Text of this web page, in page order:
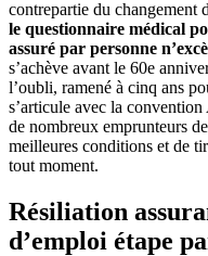
contrepartie du changement
le questionnaire médical
assuré par personne
s’achève avant le 60e
l’oubli, ramené à cinq ans
s’articule avec la
de nombreux emprunteurs
meilleures conditions et de
tout moment.
Résiliation
d’emploi étape